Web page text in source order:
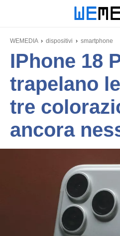
WEMEDIA dispositivi smartphone
IPhone 18
trapelano
tre
ancora